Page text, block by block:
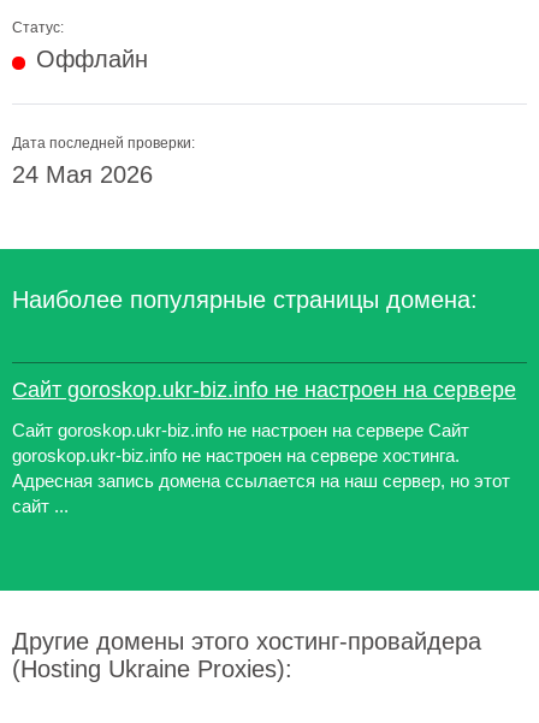
Статус:
Оффлайн
Дата последней проверки:
24 Мая 2026
Наиболее популярные страницы домена:
Сайт goroskop.ukr-biz.info не настроен на сервере
Сайт goroskop.ukr-biz.info не настроен на сервере Сайт
goroskop.ukr-biz.info не настроен на сервере хостинга.
Адресная запись домена ссылается на наш сервер, но этот
сайт ...
Другие домены этого хостинг-провайдера
(Hosting Ukraine Proxies):